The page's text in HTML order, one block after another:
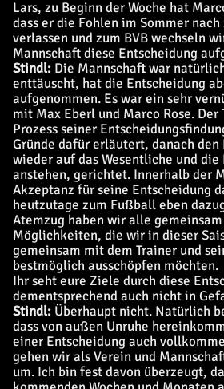
Lars, zu Beginn der Woche hat
dass er die Fohlen im Sommer
verlassen und zum BVB wechseln
Mannschaft diese Entscheidung
Stindl: Die Mannschaft war
enttäuscht, hat die Entscheidung
aufgenommen. Es war ein sehr
mit Max Eberl und Marco Rose. Der
Prozess seiner
Gründe dafür erläutert, danach
wieder auf das Wesentliche und
anstehen, gerichtet. Innerhalb der
Akzeptanz für seine Entscheidung
heutzutage zum Fußball eben
Atemzug haben wir alle
Möglichkeiten, die wir in dieser
gemeinsam mit dem Trainer und
bestmöglich ausschöpfen möchten.
Ihr seht eure Ziele durch diese
dementsprechend auch nicht in
Stindl: Überhaupt nicht. Natürlich
dass von außen Unruhe
einer Entscheidung auch
gehen wir als Verein und
um. Ich bin fest davon überzeugt,